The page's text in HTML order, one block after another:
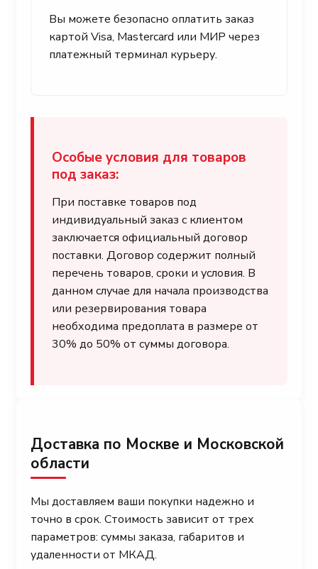
Вы можете безопасно оплатить заказ
картой Visa, Mastercard или МИР через
платежный терминал курьеру.
Особые условия для товаров
под заказ:
При поставке товаров под
индивидуальный заказ с клиентом
заключается официальный договор
поставки. Договор содержит полный
перечень товаров, сроки и условия. В
данном случае для начала производства
или резервирования товара
необходима предоплата в размере от
30% до 50% от суммы договора.
Доставка по Москве и Московской
области
Мы доставляем ваши покупки надежно и
точно в срок. Стоимость зависит от трех
параметров: суммы заказа, габаритов и
удаленности от МКАД.